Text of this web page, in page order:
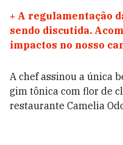
+ A regulamentação
sendo discutida.
impactos no nosso
A chef assinou a única
gim tônica com flor de
restaurante Camelia